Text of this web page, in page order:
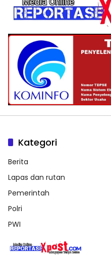
Kategori
Berita
Lapas dan rutan
Pemerintah
Polri
PWI